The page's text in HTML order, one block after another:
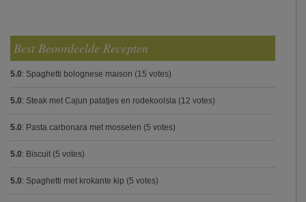
Best Beoordeelde Recepten
5.0: Spaghetti bolognese maison (15 votes)
5.0: Steak met Cajun patatjes en rodekoolsla (12 votes)
5.0: Pasta carbonara met mosselen (5 votes)
5.0: Biscuit (5 votes)
5.0: Spaghetti met krokante kip (5 votes)